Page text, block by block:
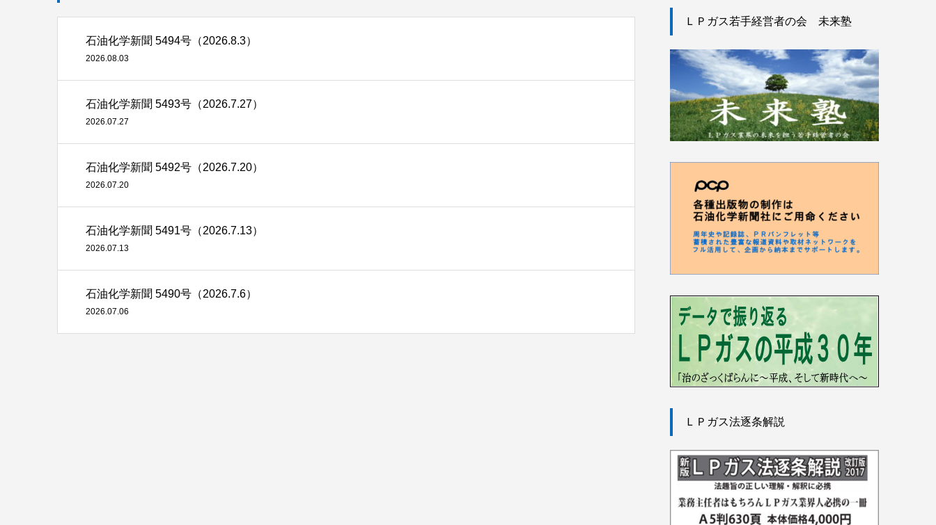
石油化学新聞 5494号（2026.8.3）
2026.08.03
石油化学新聞 5493号（2026.7.27）
2026.07.27
石油化学新聞 5492号（2026.7.20）
2026.07.20
石油化学新聞 5491号（2026.7.13）
2026.07.13
石油化学新聞 5490号（2026.7.6）
2026.07.06
ＬＰガス若手経営者の会 未来塾
ＬＰガス法逐条解説